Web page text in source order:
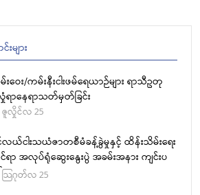
များ
ဝေး/ကမ်းနီးငါးဖမ်ရေယာဉ်များ ရာသီဥတု
ရာနေရာသတ်မှတ်ခြင်း
ဇူလှိုင်လ 25
လယ်ငါးသယံဇာတစီမံခန့်ခွဲမှုနှင့် ထိန်းသိမ်းရေး
ာ အလုပ်ရုံဆွေးနွေးပွဲ အခမ်းအနား ကျင်းပ
သြဂုတ်လ 25